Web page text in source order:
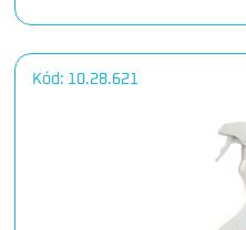
Kód: 10.28.621